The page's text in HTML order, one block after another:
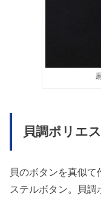
貝調ポリエ
貝のボタンを真似
ステルボタン。貝調